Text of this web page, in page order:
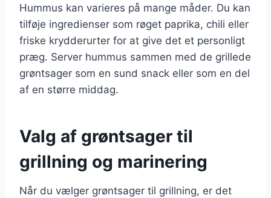
Hummus kan varieres på mange måder. Du kan
tilføje ingredienser som røget paprika, chili eller
friske krydderurter for at give det et personligt
præg. Server hummus sammen med de grillede
grøntsager som en sund snack eller som en del
af en større middag.
Valg af grøntsager til
grillning og marinering
Når du vælger grøntsager til grillning, er det